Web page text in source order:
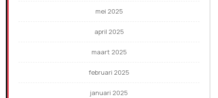
mei 2025
april 2025
maart 2025
februari 2025
januari 2025